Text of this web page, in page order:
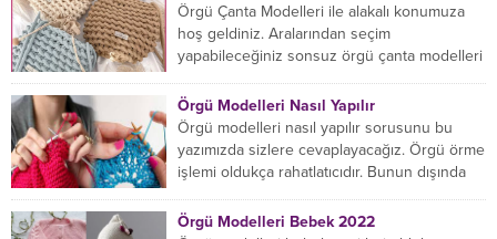
Örgü Çanta Modelleri ile alakalı konumuza
hoş geldiniz. Aralarından seçim
yapabileceğiniz sonsuz örgü çanta modelleri
Örgü Modelleri Nasıl Yapılır
Örgü modelleri nasıl yapılır sorusunu bu
yazımızda sizlere cevaplayacağız. Örgü örme
işlemi oldukça rahatlatıcıdır. Bunun dışında
Örgü Modelleri Bebek 2022